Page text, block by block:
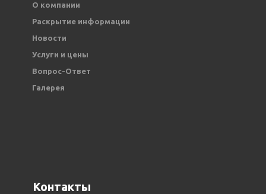
О компании
Раскрытие информации
Новости
Услуги и цены
Вопрос-Ответ
Галерея
Контакты